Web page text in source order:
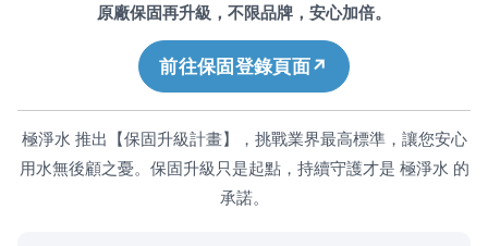
原廠保固再升級，不限品牌，安心加倍。
前往保固登錄頁面
極淨水 推出【保固升級計畫】，挑戰業界最高標準，讓您安心
用水無後顧之憂。保固升級只是起點，持續守護才是 極淨水 的
承諾。